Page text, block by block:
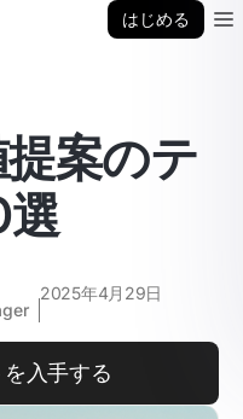
はじめる
案のテ
2025年4月29日
入手する